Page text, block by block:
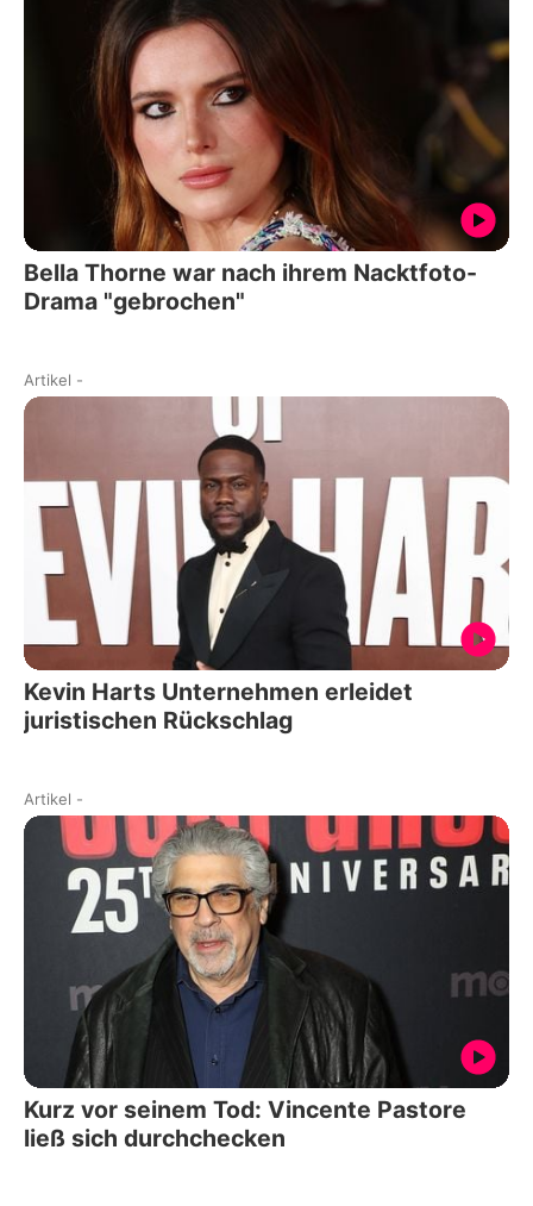
Bella Thorne war nach ihrem Nacktfoto-
Drama "gebrochen"
Artikel -
Kevin Harts Unternehmen erleidet
juristischen Rückschlag
Artikel -
Kurz vor seinem Tod: Vincente Pastore
ließ sich durchchecken